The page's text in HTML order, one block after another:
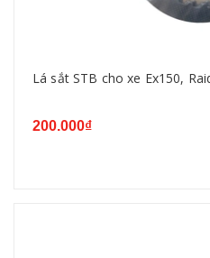
Lá sắt STB cho xe Ex150,
200.000₫